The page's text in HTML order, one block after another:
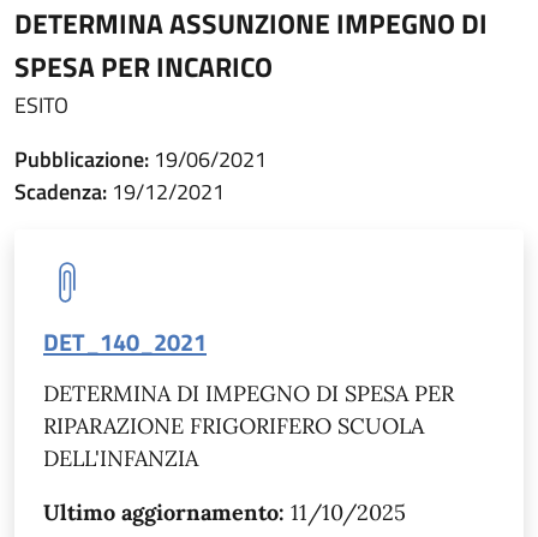
DETERMINA ASSUNZIONE IMPEGNO DI
SPESA PER INCARICO
ESITO
Pubblicazione: 19/06/2021
Scadenza: 19/12/2021
DET_140_2021
DETERMINA DI IMPEGNO DI SPESA PER
RIPARAZIONE FRIGORIFERO SCUOLA
DELL'INFANZIA
Ultimo aggiornamento: 11/10/2025